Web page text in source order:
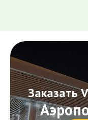
Заказать